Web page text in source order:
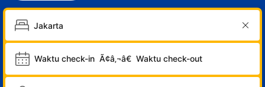
Waktu check-in Ã¢â‚¬â€ Waktu check-out